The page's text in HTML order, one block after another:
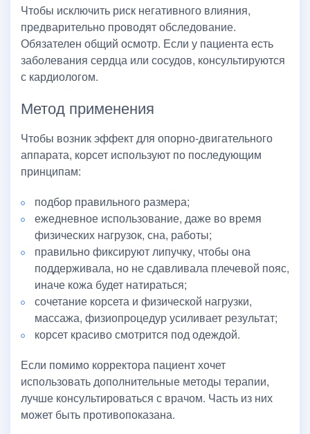
Чтобы исключить риск негативного влияния,
предварительно проводят обследование.
Обязателен общий осмотр. Если у пациента есть
заболевания сердца или сосудов, консультируются
с кардиологом.
Метод применения
Чтобы возник эффект для опорно-двигательного
аппарата, корсет используют по последующим
принципам:
подбор правильного размера;
ежедневное использование, даже во время
физических нагрузок, сна, работы;
правильно фиксируют липучку, чтобы она
поддерживала, но не сдавливала плечевой пояс,
иначе кожа будет натираться;
сочетание корсета и физической нагрузки,
массажа, физиопроцедур усиливает результат;
корсет красиво смотрится под одеждой.
Если помимо корректора пациент хочет
использовать дополнительные методы терапии,
лучше консультироваться с врачом. Часть из них
может быть противопоказана.